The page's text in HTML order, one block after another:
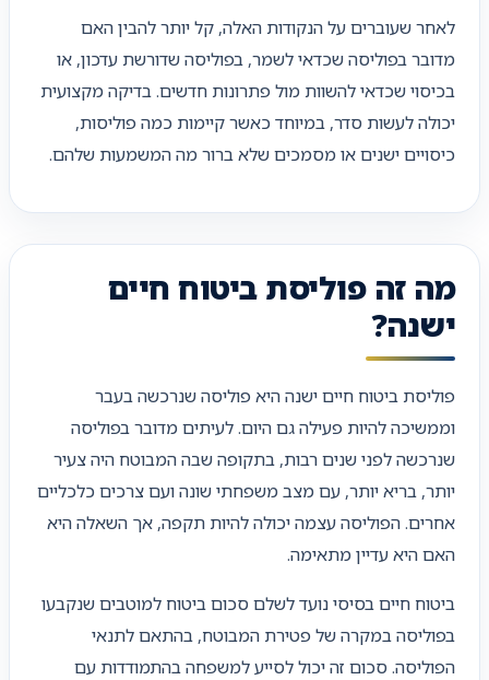
לאחר שעוברים על הנקודות האלה, קל יותר להבין האם
מדובר בפוליסה שכדאי לשמר, בפוליסה שדורשת עדכון, או
בכיסוי שכדאי להשוות מול פתרונות חדשים. בדיקה מקצועית
יכולה לעשות סדר, במיוחד כאשר קיימות כמה פוליסות,
כיסויים ישנים או מסמכים שלא ברור מה המשמעות שלהם.
מה זה פוליסת ביטוח חיים
ישנה?
פוליסת ביטוח חיים ישנה היא פוליסה שנרכשה בעבר
וממשיכה להיות פעילה גם היום. לעיתים מדובר בפוליסה
שנרכשה לפני שנים רבות, בתקופה שבה המבוטח היה צעיר
יותר, בריא יותר, עם מצב משפחתי שונה ועם צרכים כלכליים
אחרים. הפוליסה עצמה יכולה להיות תקפה, אך השאלה היא
האם היא עדיין מתאימה.
ביטוח חיים בסיסי נועד לשלם סכום ביטוח למוטבים שנקבעו
בפוליסה במקרה של פטירת המבוטח, בהתאם לתנאי
הפוליסה. סכום זה יכול לסייע למשפחה בהתמודדות עם